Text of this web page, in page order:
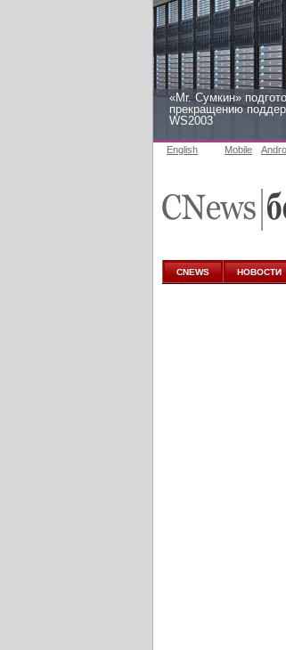
«Mr. Сумкин»
прекращению
WS2003
аналитике
English Mobile
CNEWS НОВОСТИ